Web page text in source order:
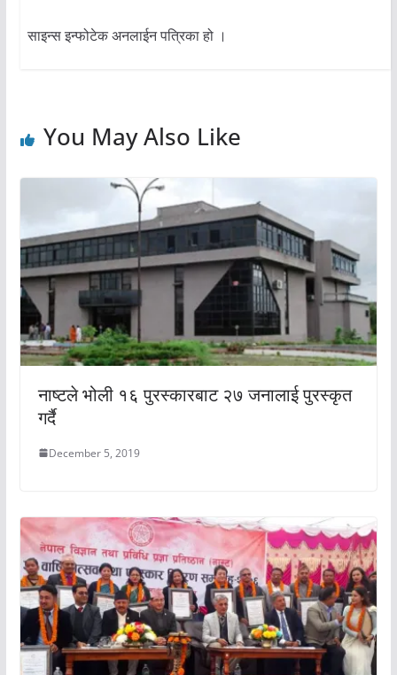
साइन्स इन्फोटेक अनलाईन पत्रिका हो ।
You May Also Like
नाष्टले भोली १६ पुरस्कारबाट २७ जनालाई पुरस्कृत
गर्दै
December 5, 2019